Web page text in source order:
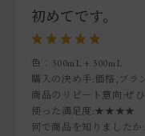
初めてです。
色：300mL + 300mL
購入の決め手:価格,ブラ
商品のリピート意向:ぜ
使った満足度:★★★★
何で商品を知りましたか